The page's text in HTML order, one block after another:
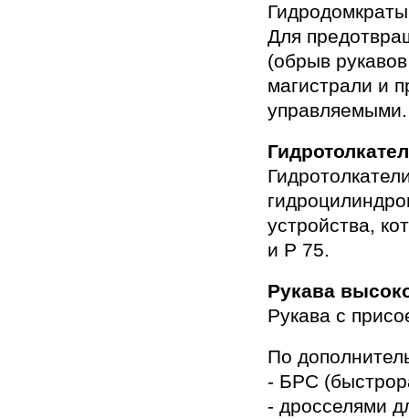
Для
(обрыв
магистрали и
управляемыми.
устройства,
и Р 75.
Рукава
Рукава с
По
- БРС
- дросселями